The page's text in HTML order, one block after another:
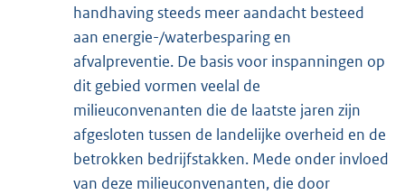
handhaving steeds meer aandacht besteed
aan energie-/waterbesparing en
afvalpreventie. De basis voor inspanningen op
dit gebied vormen veelal de
milieuconvenanten die de laatste jaren zijn
afgesloten tussen de landelijke overheid en de
betrokken bedrijfstakken. Mede onder invloed
van deze milieuconvenanten, die door